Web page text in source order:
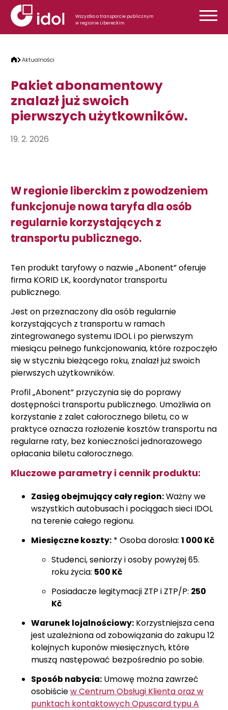
Przejdź do treści
Wszystko o transporcie publicznym
w regionie Libereckim
Aktualności
Pakiet abonamentowy
znalazł już swoich
pierwszych użytkowników.
19. 2. 2026
W regionie liberckim z powodzeniem
funkcjonuje nowa taryfa dla osób
regularnie korzystających z
transportu publicznego.
Ten produkt taryfowy o nazwie „Abonent” oferuje
firma KORID LK, koordynator transportu
publicznego.
Jest on przeznaczony dla osób regularnie
korzystających z transportu w ramach
zintegrowanego systemu IDOL i po pierwszym
miesiącu pełnego funkcjonowania, które rozpoczęło
się w styczniu bieżącego roku, znalazł już swoich
pierwszych użytkowników.
Profil „Abonent” przyczynia się do poprawy
dostępności transportu publicznego. Umożliwia on
korzystanie z zalet całorocznego biletu, co w
praktyce oznacza rozłożenie kosztów transportu na
regularne raty, bez konieczności jednorazowego
opłacania biletu całorocznego.
Kluczowe parametry i cennik produktu:
Zasięg obejmujący cały region:Ważny we
wszystkich autobusach i pociągach sieci IDOL
na terenie całego regionu.
Miesięczne koszty: * Osoba dorosła: 1 000 Kč
Studenci, seniorzy i osoby powyżej 65.
roku życia: 500 Kč
Posiadacze legitymacji ZTP i ZTP/P: 250
Kč
Warunek lojalnościowy: Korzystniejsza cena
jest uzależniona od zobowiązania do zakupu 12
kolejnych kuponów miesięcznych, które
muszą następować bezpośrednio po sobie.
Sposób nabycia: Umowę można zawrzeć
osobiściew Centrum Obsługi Klienta oraz w
punktach kontaktowych Opuscard typu A